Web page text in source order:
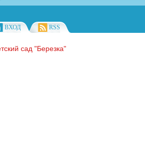
ВХОД RSS
сад "Березка"